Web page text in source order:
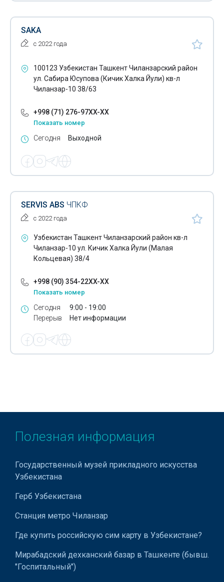
Трансмиссионные масла
Чистка инжекторов
Эвакуация автомобилей
Электрические автозаправочные станции
Автовышки
Автокраны
Автосалоны грузовых автомобилей
Автомобильные дилеры
Ассенизаторы
Изотермические фургоны
Краны манипуляторы
Мусоровозы
Самосвалы
Автомобильные смазочные вещества
Автомобильные диски
SAKA
с 2022 года
100123 Узбекистан Ташкент Чиланзарский район
ул. Сабира Юсупова (Кичик Халка Йули) кв-л
Чиланзар-10 38/63
+998 (71) 276-97XX-XX
Показать номер
Сегодня Выходной
SERVIS ABS ЧПКФ
с 2022 года
Узбекистан Ташкент Чиланзарский район кв-л
Чиланзар-10 ул. Кичик Халка Йули (Малая
Кольцевая) 38/4
+998 (90) 354-22XX-XX
Показать номер
Сегодня
Перерыв
9:00 - 19:00
Нет информации
Полезная информация
Государственный музей прикладного искусства
Узбекистана
Герб Узбекистана
Станция метро Чиланзар
Где купить российскую сим карту в Узбекистане?
Мирабадский дехканский базар в Ташкенте (бывш.
"Госпитальный")